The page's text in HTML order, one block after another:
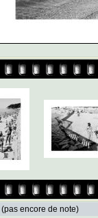
(pas encore de note)